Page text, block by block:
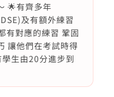
🌟有齊多年
及有額外練習
有對應的練習 鞏固
讓他們在考試時得
生由20分進步到